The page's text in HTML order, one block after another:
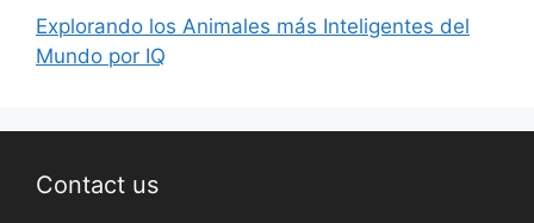
Explorando los Animales más Inteligentes del
Mundo por IQ
Contact us